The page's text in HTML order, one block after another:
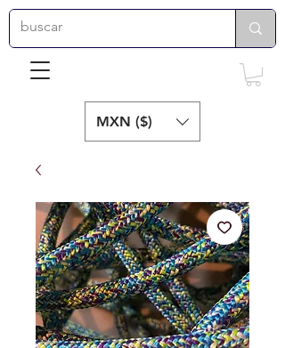
MXN ($)